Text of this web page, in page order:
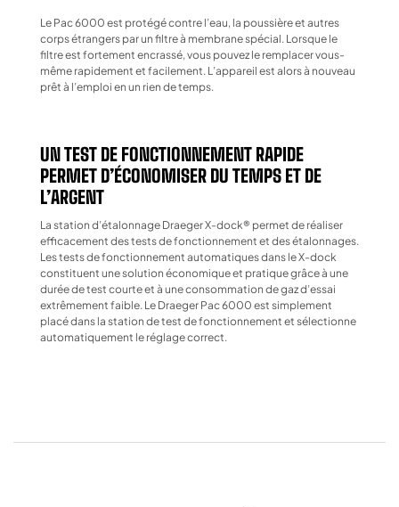
Le Pac 6000 est protégé contre l’eau, la poussière et autres
corps étrangers par un filtre à membrane spécial. Lorsque le
filtre est fortement encrassé, vous pouvez le remplacer vous-
même rapidement et facilement. L’appareil est alors à nouveau
prêt à l’emploi en un rien de temps.
UN TEST DE FONCTIONNEMENT RAPIDE
PERMET D’ÉCONOMISER DU TEMPS ET DE
L’ARGENT
La station d’étalonnage Draeger X-dock® permet de réaliser
efficacement des tests de fonctionnement et des étalonnages.
Les tests de fonctionnement automatiques dans le X-dock
constituent une solution économique et pratique grâce à une
durée de test courte et à une consommation de gaz d’essai
extrêmement faible. Le Draeger Pac 6000 est simplement
placé dans la station de test de fonctionnement et sélectionne
automatiquement le réglage correct.